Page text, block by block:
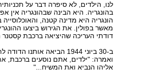
לנו, הילדים, לא סיפרה דבר על
בהונגריה. היא הבינה שבהונגריה אין
הונגריה היא מדינה קטנה,
מאשר בפולין. את הגירוש ביצעו
דודתי העריכה שהיציאה ברכבת קסטנר
ב-30 ביוני 1944 הביאה
ואמרה: "ילדים, אתם נוסעים ברכבת,
אליהו הנביא ואת המשיח..."